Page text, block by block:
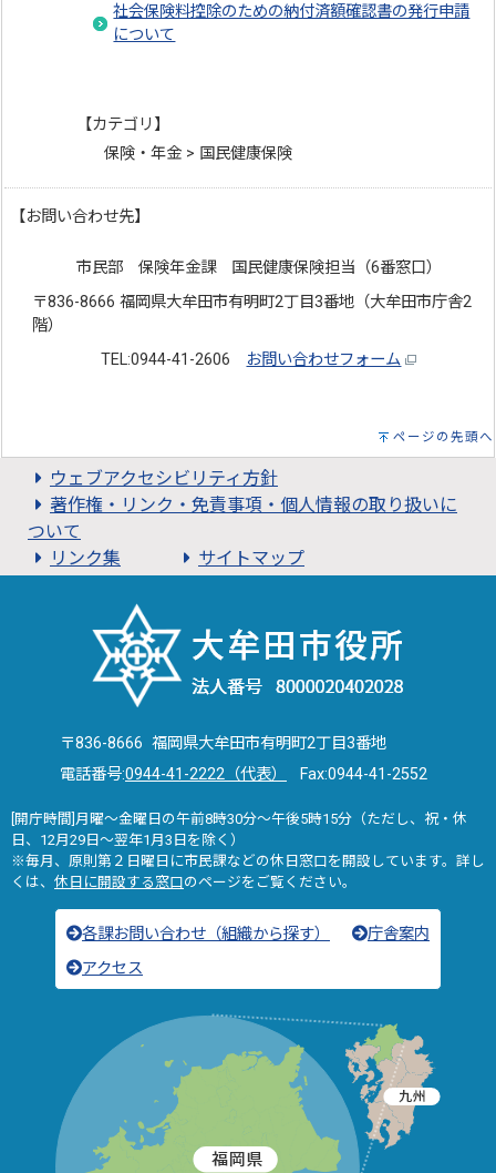
社会保険料控除のための納付済額確認書の発行申請
について
【カテゴリ】
保険・年金 > 国民健康保険
【お問い合わせ先】
市民部 保険年金課 国民健康保険担当（6番窓口）
〒836-8666 福岡県大牟田市有明町2丁目3番地（大牟田市庁舎2
階）
TEL:0944-41-2606
お問い合わせフォーム
ページの先頭へ
ウェブアクセシビリティ方針
著作権・リンク・免責事項・個人情報の取り扱いに
ついて
リンク集
サイトマップ
〒836-8666 福岡県大牟田市有明町2丁目3番地
電話番号:0944-41-2222（代表） Fax:0944-41-2552
[開庁時間]月曜～金曜日の午前8時30分～午後5時15分（ただし、祝・休
日、12月29日～翌年1月3日を除く）
※毎月、原則第２日曜日に市民課などの休日窓口を開設しています。詳し
くは、 休日に開設する窓口のページをご覧ください。
各課お問い合わせ（組織から探す）
庁舎案内
アクセス